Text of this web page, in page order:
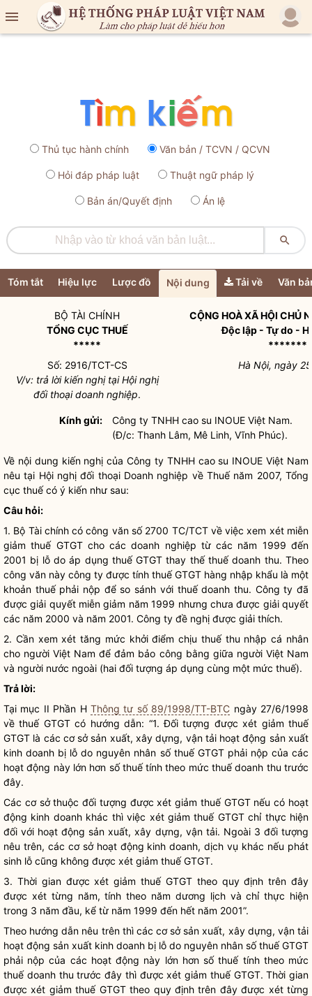

Thủ tục hành chính Văn bản / TCVN / QCVN
Hỏi đáp pháp luật Thuật ngữ pháp lý
Bản án/Quyết định Án lệ

Tóm tắt Hiệu lực Lược đồ Nội dung Tải về Văn
BỘ TÀI CHÍNH
TỔNG CỤC THUẾ
*****
CỘNG HOÀ XÃ HỘI CHỦ
Độc lập - Tự do -
*******
Số: 2916/TCT-CS
V/v: trả lời kiến nghị tại Hội nghị
đối thoại doanh nghiệp.
Hà Nội, ngày
Kính gửi:
Công ty TNHH cao su INOUE Việt Nam.
(Đ/c: Thanh Lâm, Mê Linh, Vĩnh Phúc).
Về nội dung kiến nghị của Công ty TNHH cao su INOUE Việt Nam
nêu tại Hội nghị đối thoại Doanh nghiệp về Thuế năm 2007, Tổng
cục thuế có ý kiến như sau:
Câu hỏi:
1. Bộ Tài chính có công văn số 2700 TC/TCT về việc xem xét miễn
giảm thuế GTGT cho các doanh nghiệp từ các năm 1999 đến
2001 bị lỗ do áp dụng thuế GTGT thay thế thuế doanh thu. Theo
công văn này công ty được tính thuế GTGT hàng nhập khẩu là một
khoản thuế phải nộp để so sánh với thuế doanh thu. Công ty đã
được giải quyết miễn giảm năm 1999 nhưng chưa được giải quyết
các năm 2000 và năm 2001. Công ty đề nghị được giải thích.
2. Cần xem xét tăng mức khởi điểm chịu thuế thu nhập cá nhân
cho người Việt Nam để đảm bảo công bằng giữa người Việt Nam
và người nước ngoài (hai đối tượng áp dụng cùng một mức thuế).
Trả lời:
Tại mục II Phần H Thông tư số 89/1998/TT-BTC ngày 27/6/1998
về thuế GTGT có hướng dẫn: “1. Đối tượng được xét giảm thuế
GTGT là các cơ sở sản xuất, xây dựng, vận tải hoạt động sản xuất
kinh doanh bị lỗ do nguyên nhân số thuế GTGT phải nộp của các
hoạt động này lớn hơn số thuế tính theo mức thuế doanh thu trước
đây.
Các cơ sở thuộc đối tượng được xét giảm thuế GTGT nếu có hoạt
động kinh doanh khác thì việc xét giảm thuế GTGT chỉ thực hiện
đối với hoạt động sản xuất, xây dựng, vận tải. Ngoài 3 đối tượng
nêu trên, các cơ sở hoạt động kinh doanh, dịch vụ khác nếu phát
sinh lỗ cũng không được xét giảm thuế GTGT.
3. Thời gian được xét giảm thuế GTGT theo quy định trên đây
được xét từng năm, tính theo năm dương lịch và chỉ thực hiện
trong 3 năm đầu, kể từ năm 1999 đến hết năm 2001”.
Theo hướng dẫn nêu trên thì các cơ sở sản xuất, xây dựng, vận tải
hoạt động sản xuất kinh doanh bị lỗ do nguyên nhân số thuế GTGT
phải nộp của các hoạt động này lớn hơn số thuế tính theo mức
thuế doanh thu trước đây thì được xét giảm thuế GTGT. Thời gian
được xét giảm thuế GTGT theo quy định trên đây được xét từng